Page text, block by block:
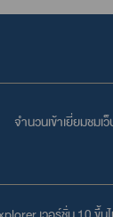
จำนวนเข้าเยี่ยมชมเ